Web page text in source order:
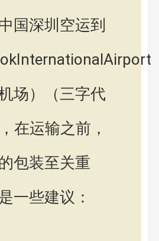
国深圳空运到
场）（三字代
在运输之前，
包装至关重
一些建议：